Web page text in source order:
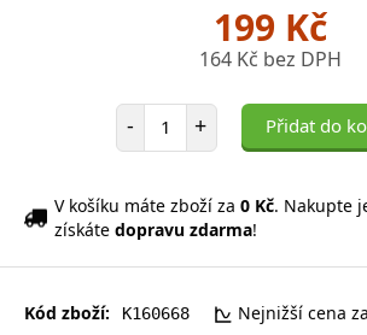
199 Kč
164 Kč bez DPH
- Počet položek
+ Přidat do
V košíku máte zboží za 0 Kč. Nakupte
získáte dopravu zdarma!
Kód zboží: K160668
Nejnižší cena